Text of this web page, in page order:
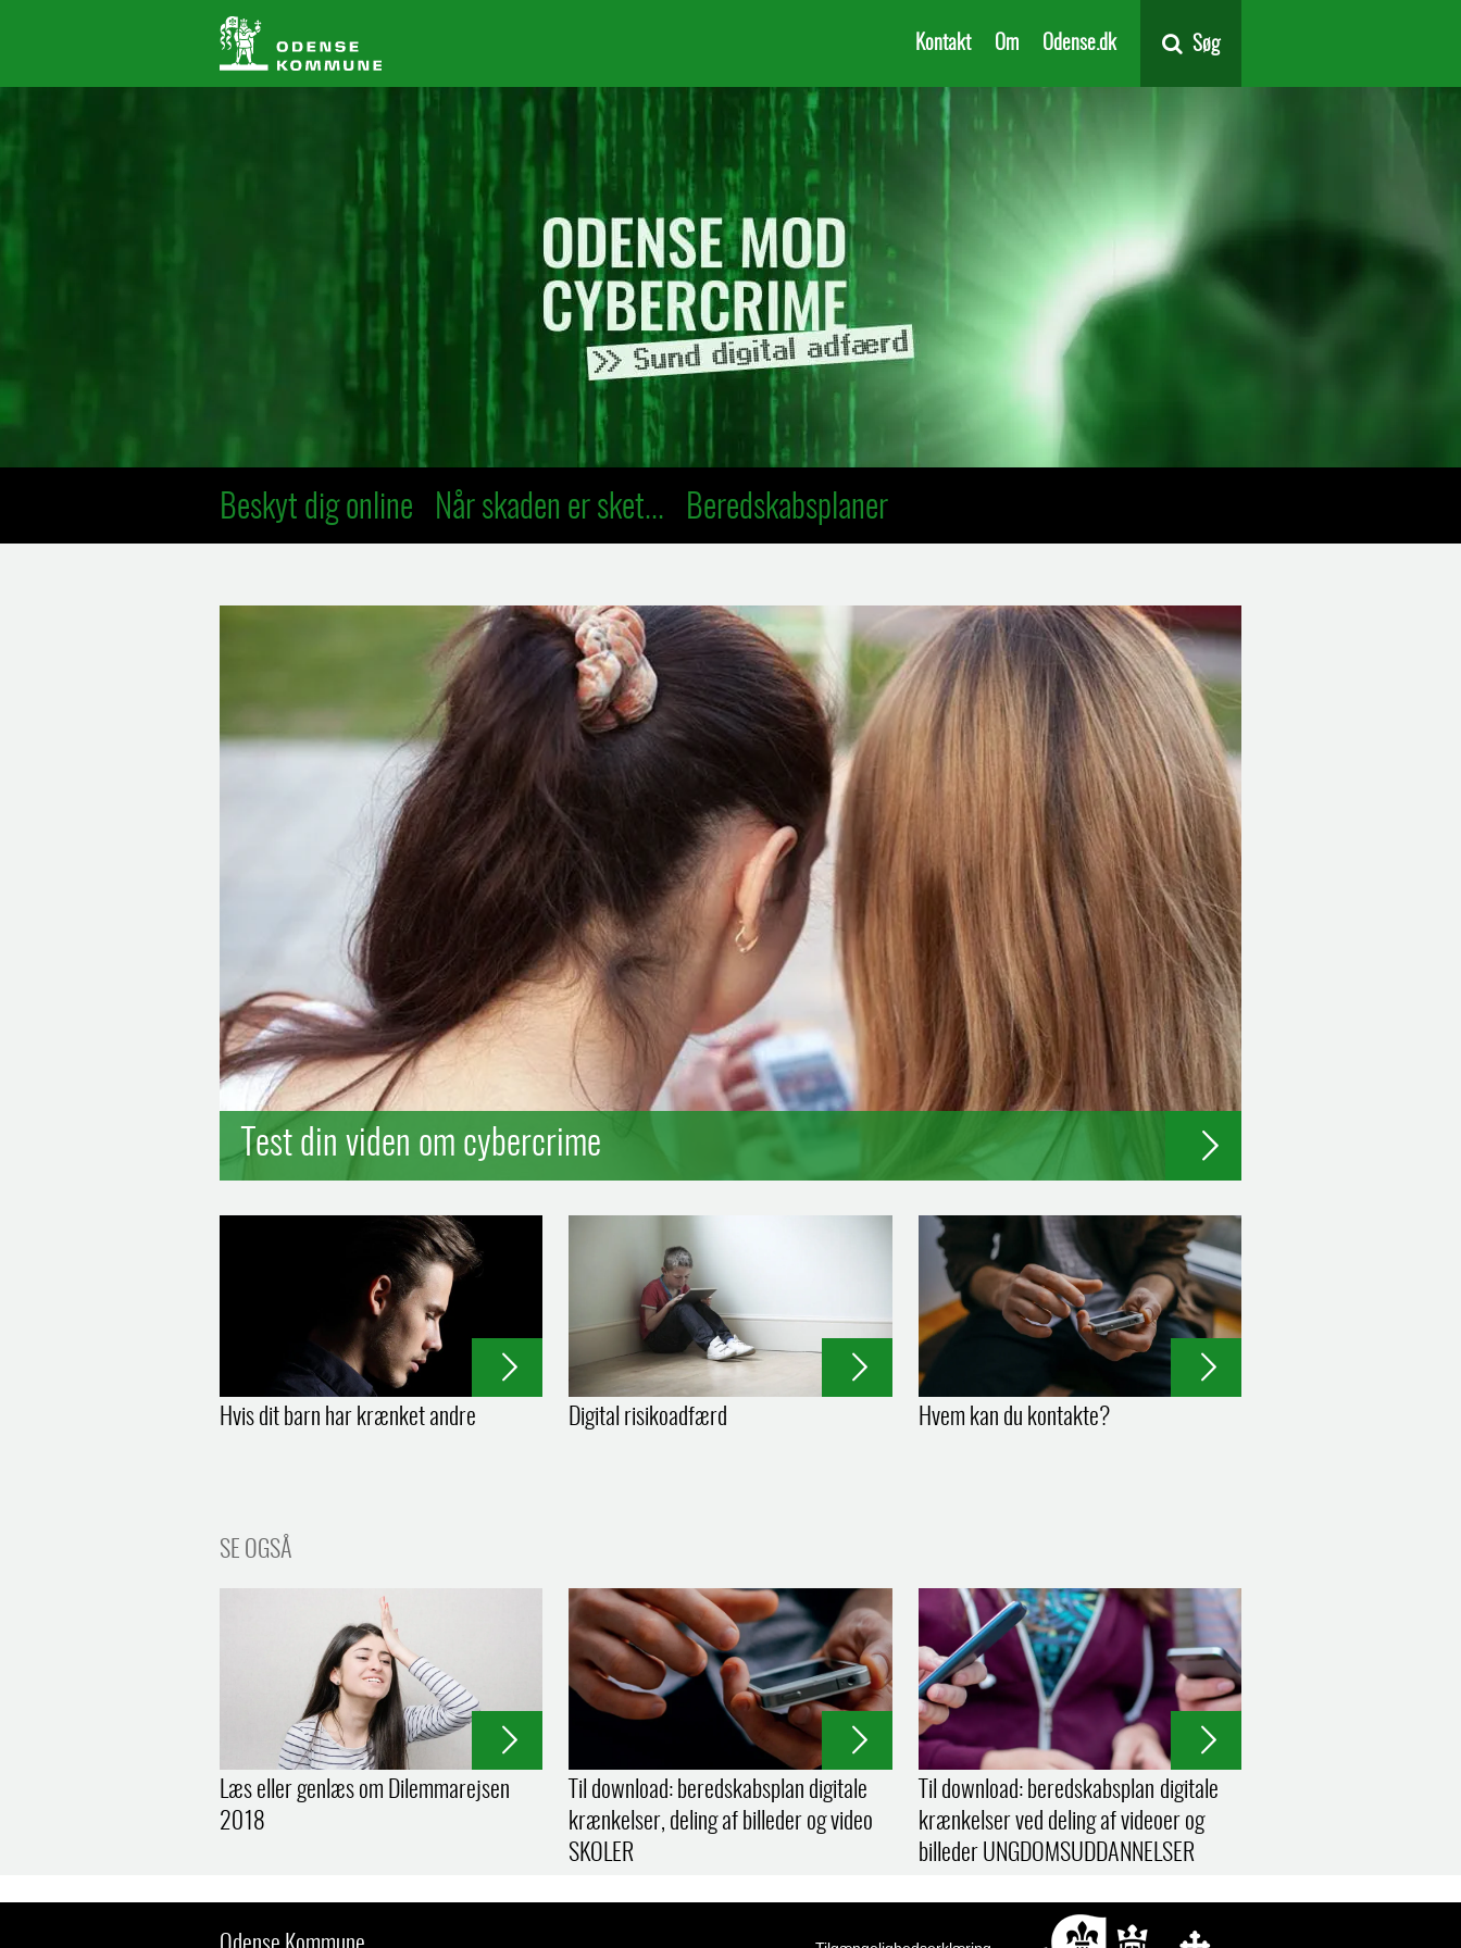
Kontakt Om Odense.dk Søg
Beskyt dig online Når skaden er sket... Beredskabsplaner
Test din viden om cybercrime
Hvis dit barn har krænket andre Digital risikoadfærd Hvem kan du kontakte?
SE OGSÅ
Læs eller genlæs om Dilemmarejsen
2018
Til download: beredskabsplan digitale
krænkelser, deling af billeder og video
SKOLER
Til download: beredskabsplan digitale
krænkelser ved deling af videoer og
billeder UNGDOMSUDDANNELSER